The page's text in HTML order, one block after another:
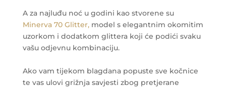
A za najluđu noć u godini kao stvorene su
Minerva 70 Glitter,model s elegantnim okomitim
uzorkom i dodatkom glittera koji će podići svaku
vašu odjevnu kombinaciju.
Ako vam tijekom blagdana popuste sve kočnice
te vas ulovi grižnja savjesti zbog pretjerane